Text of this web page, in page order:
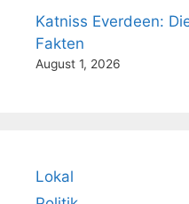
Katniss Everdeen:
Fakten
August 1, 2026
Lokal